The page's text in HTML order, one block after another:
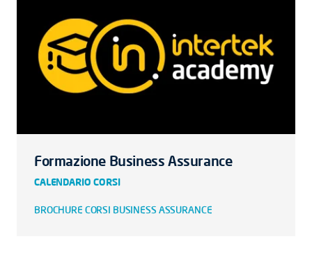
Formazione Business Assurance
CALENDARIO CORSI
BROCHURE CORSI BUSINESS ASSURANCE